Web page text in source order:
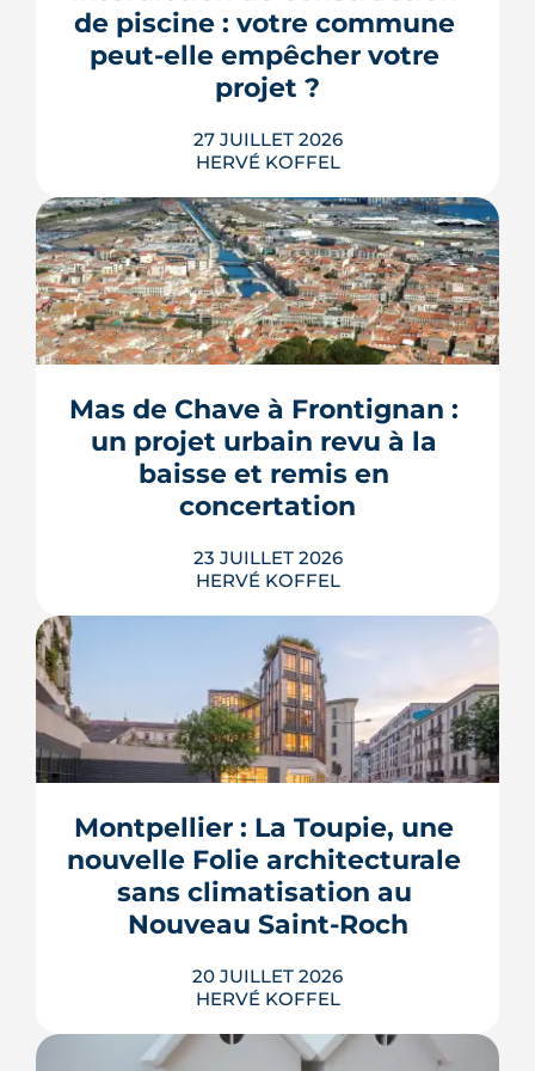
plusieurs de ses raccourcis inquiètent
déjà le juge consultatif des normes.
LIRE L'ARTICLE
de piscine : votre commune
peut-elle empêcher votre
projet ?
27 JUILLET 2026
HERVÉ KOFFEL
Construire une piscine sur son propre
terrain n'a rien d'un droit acquis. Entre
les règles du PLU et les arrêtés
sécheresse, plusieurs mécanismes
peuvent bloquer le bassin, ou son
remplissage.
LIRE L'ARTICLE
Mas de Chave à Frontignan :
un projet urbain revu à la
baisse et remis en
concertation
23 JUILLET 2026
HERVÉ KOFFEL
Trente logements de moins, une
résidence seniors qui disparaît, des
places de parking converties en îlots de
repart devant les habitants de
Frontignan, et le maire assume d'y
perdre un ou deux ans.
LIRE L'ARTICLE
Montpellier : La Toupie, une
nouvelle Folie architecturale
sans climatisation au
Nouveau Saint-Roch
20 JUILLET 2026
HERVÉ KOFFEL